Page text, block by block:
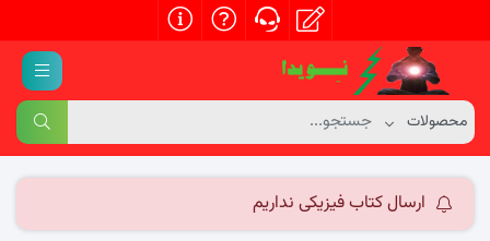
ارسال کتاب فیزیکی نداریم